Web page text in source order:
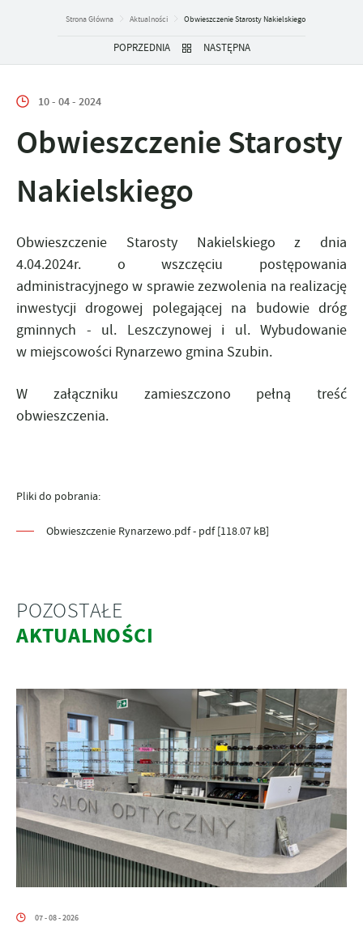
Strona Główna Aktualności Obwieszczenie Starosty Nakielskiego
POPRZEDNIA NASTĘPNA
10 - 04 - 2024
Obwieszczenie Starosty
Nakielskiego
Obwieszczenie Starosty Nakielskiego z dnia
4.04.2024r. o wszczęciu postępowania
administracyjnego w sprawie zezwolenia na realizację
inwestycji drogowej polegającej na budowie dróg
gminnych - ul. Leszczynowej i ul. Wybudowanie
w miejscowości Rynarzewo gmina Szubin.
W załączniku zamieszczono pełną treść
obwieszczenia.
Pliki do pobrania:
Obwieszczenie Rynarzewo.pdf - pdf [118.07 kB]
POZOSTAŁE
AKTUALNOŚCI
07 - 08 - 2026